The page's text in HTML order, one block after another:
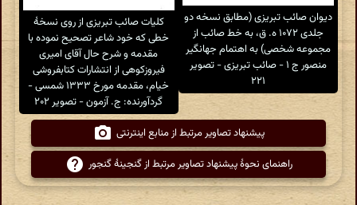
دیوان صائب تبریزی (مطابق نسخه دو
جلدی ۱۰۷۲ ه. ق، به خط صائب از
مجموعه شخصی) به اهتمام جهانگیر
منصور ج ۱ - صائب تبریزی - تصویر
۲۲۱
کلیات صائب تبریزی از روی نسخهٔ
خطی که خود شاعر تصحیح نموده با
مقدمه و شرح حال آقای امیری
فیروزکوهی از انتشارات کتابفروشی
خیام، مقدمه مورخ ۱۳۳۳ شمسی -
گردآورنده: ج. آزمون - تصویر ۲۰۲
پیشنهاد تصاویر مرتبط از منابع اینترنتی
راهنمای نحوهٔ پیشنهاد تصاویر مرتبط از گنجینهٔ گنجور